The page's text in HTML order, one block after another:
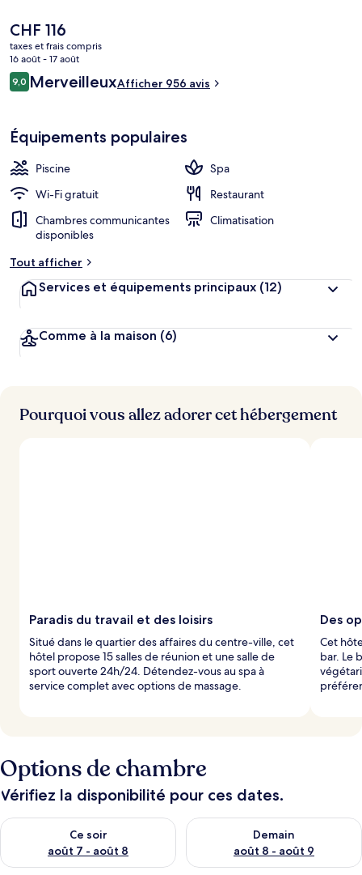
offerts. Quelques minutes de marche seulement séparent
l'hébergement des transports publics : Station Rogier est accessible
en quelques foulées et Station Yser-Ijzer se situe à 5 min à pied.
Le
prix
actuel
est
de
CHF 116
taxes et frais compris
16 août - 17 août
Avis
voyageurs
9,09,0 sur 10
MerveilleuxAfficher 956 avis
Équipements populaires
Piscine
Spa
Wi-Fi gratuit
Restaurant
Chambres communicantes
disponibles
Climatisation
Tout afficher
Services et équipements principaux (12)
Comme à la maison (6)
Pourquoi vous allez adorer cet hébergement
Paradis du travail et des loisirs
Situé dans le quartier des affaires du centre-ville, cet
hôtel propose 15 salles de réunion et une salle de
sport ouverte 24h/24. Détendez-vous au spa à
service complet avec options de massage.
Des
Cet
bar. Le
Options de chambre
Vérifiez la disponibilité pour ces dates.
Ce soir
août 7 - août 8
Vérifier la disponibilité pour ce soir août 7 - août 8
Demain
août 8 - août 9
Vérifier la disponibilité pour